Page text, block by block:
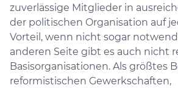
zuverlässige Mitglieder in
der politischen Organisation auf
Vorteil, wenn nicht sogar
anderen Seite gibt es auch nicht
Basisorganisationen. Als größtes
reformistischen Gewerkschaften,